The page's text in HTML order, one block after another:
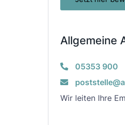
Allgemeine
05353 900
Wir leiten Ihre